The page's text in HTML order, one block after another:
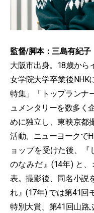
監督/脚本：三島有紀子
大阪市出身。18歳から
女学院大学卒業後NHK
特集」「トップランナ
ュメンタリーを数多く
めに独立し、東映京都
活動、ニューヨークで
ョップを受けた後、『
のなみだ』(14年) と
表。撮影後、同名小説
れ』(17年) では第41回
特別大賞、第41回山路